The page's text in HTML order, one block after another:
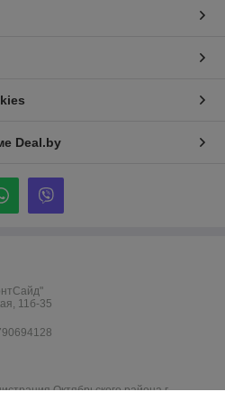
Deal.by
11б-35
Октябрьского района г.